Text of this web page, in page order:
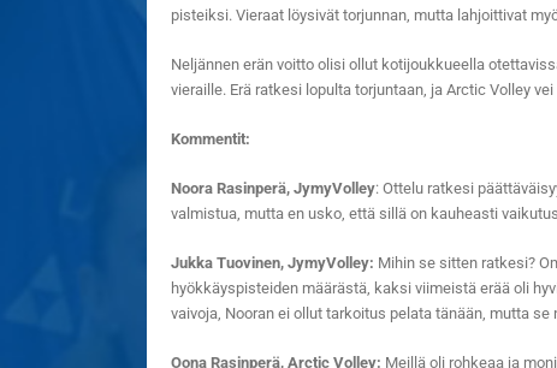
pisteiksi. Vieraat löysivät torjunnan, mutta lahjoittivat
Neljännen erän voitto olisi ollut kotijoukkueella
vieraille. Erä ratkesi lopulta torjuntaan, ja Arctic Volley
Kommentit:
Noora Rasinperä, JymyVolley: Ottelu ratkesi
valmistua, mutta en usko, että sillä on kauheasti
Jukka Tuovinen, JymyVolley: Mihin se sitten ratkesi?
hyökkäyspisteiden määrästä, kaksi viimeistä erää oli
vaivoja, Nooran ei ollut tarkoitus pelata tänään, mutta
Oona Rasinperä, Arctic Volley: Meillä oli rohkeaa ja